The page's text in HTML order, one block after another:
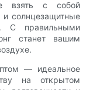
взять с собой
и солнцезащитные
С правильными
станет вашим
— идеальное
на открытом